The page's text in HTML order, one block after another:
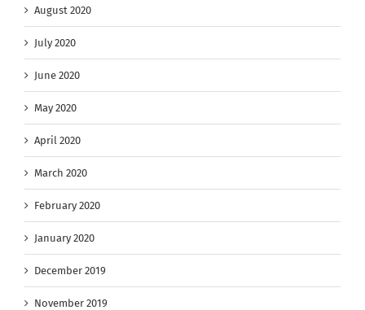
August 2020
July 2020
June 2020
May 2020
April 2020
March 2020
February 2020
January 2020
December 2019
November 2019